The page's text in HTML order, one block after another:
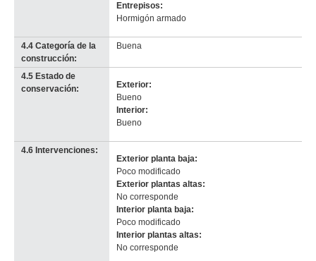
Entrepisos:
Hormigón armado
4.4 Categoría de la
construcción:
Buena
4.5 Estado de
conservación:
Exterior:
Bueno
Interior:
Bueno
4.6 Intervenciones:
Exterior planta baja:
Poco modificado
Exterior plantas altas:
No corresponde
Interior planta baja:
Poco modificado
Interior plantas altas:
No corresponde